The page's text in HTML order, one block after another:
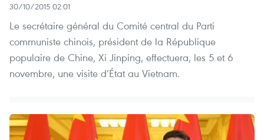
30/10/2015 02:01
Le secrétaire général du Comité central du Parti
communiste chinois, président de la République
populaire de Chine, Xi Jinping, effectuera, les 5 et 6
novembre, une visite d’État au Vietnam.